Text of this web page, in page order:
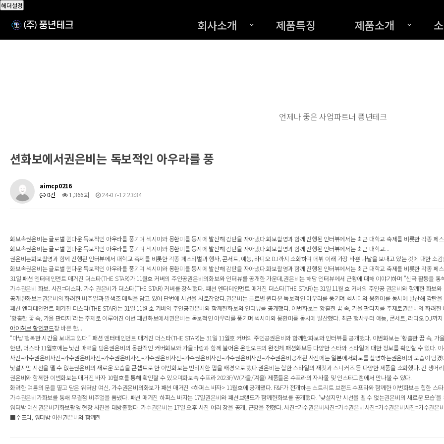
회사소개 제품특징 제품소개
헤더설정
언제나 좋은 사업파트너 풍년테크
션화보에서권은비는 독보적인 아우라를 풍
aimcp0216
0건
1,366회 24-07-12 23:34
화보속권은비는 글로벌 퀸다운 독보적인 아우라를 풍기며 섹시미와 몽환미를 동시에 발산해 감탄을 자아냈다.화보촬영과 함께 진행된 인터뷰에서는 최근 대학교 축제를 비롯한 각종 페
화보속권은비는 글로벌 퀸다운 독보적인 아우라를 풍기며 섹시미와 몽환미를 동시에 발산해 감탄을 자아냈다.화보촬영과 함께 진행된 인터뷰에서는 최근 대학교...
권은비는화보촬영과 함께 진행된 인터뷰에서 대학교 축제를 비롯한 각종 페스티벌과 행사, 콘서트, 예능, 라디오 DJ까지 소화하며 데뷔 이래 가장 바쁜 나날을 보내고 있는 것에 대한 소
화보속권은비는 글로벌 퀸다운 독보적인 아우라를 풍기며 섹시미와 몽환미를 동시에 발산해 감탄을 자아냈다.화보촬영과 함께 진행된 인터뷰에서는 최근 대학교 축제를 비롯한 각종 페
31일 패션 엔터테인먼트 매거진 더스타(THE STAR)가 11월호 커버의 주인공권은비의화보와 인터뷰를 공개한 가운데,권은비는 해당 인터뷰에서 근황에 대해 이야기하며 "신곡 활동을 통
가수권은비 화보. 사진=더스타. 가수 권은비가 더스타(THE STAR) 커버를 장식했다. 패션 엔터테인먼트 매거진 더스타(THE STAR)는 31일 11월 호 커버의 주인공 권은비와 함께한 화보
공개된화보는권은비의 화려한 비주얼과 팔색조 매력을 담고 있어 단번에 시선을 사로잡았다.권은비는 글로벌 퀸다운 독보적인 아우라를 풍기며 섹시미와 몽환미를 동시에 발산해 감탄
패션 엔터테인먼트 매거진 더스타(THE STAR)는 31일 11월 호 커버의 주인공권은비와 함께한화보와 인터뷰를 공개했다. 이번화보는 황홀한 꿈 속, 가을 판타지를 주제로권은비의 화려한
‘황홀한 꿈 속, 가을 판타지’라는 주제로 이루어진 이번 패션화보에서권은비는 독보적인 아우라를 풍기며 섹시미와 몽환미를 동시에 발산했다. 최근 행사부터 예능, 콘서트, 라디오 DJ까
아이허브 할인코드장 바쁜 한...
“마냥 행복한 시간을 보내고 있다.” 패션 엔터테인먼트 매거진 더스타(THE STAR)는 31일 11월호 커버의 주인공권은비와 함께한화보와 인터뷰를 공개했다. 이번화보는 ‘황홀한 꿈 속, 가
한편, 더스타 11월호에는 낯선 매력을 담은권은비의 몽환적인 커버화보와 가을바람과 함께 불어온 온앤오프의 완전체 패션화보등 다양한 스타와 스타일에 대한 정보를 확인할 수 있다.
사진=가수권은비사진=가수권은비사진=가수권은비사진=가수권은비사진=가수권은비사진=가수권은비사진=가수권은비공개된 사진에는 일본에서화보를 촬영하는권은비의 모습이 담겼
낯설지만 시선을 뗄 수 없는권은비의 새로운 모습을 콘셉트로 한 이번화보는 빈티지한 펍을 배경으로 했다.권은비는 힙한 스타일의 재킷과 스니커즈 등 다양한 제품을 소화했다. 긴 생머
권은비와 함께한 이번화보는 매거진 바자 10월호를 통해 확인할 수 있으며화보속 수프라 2023F/W(가을/겨울) 제품들은 수프라의 자사몰 및 인스타그램에서 만나볼 수 있다.
화려한 여름의 문을 열고 닫은 워터밤 여신, 가수권은비의화보가 패션 매거진 <하퍼스 바자> 11월호에 공개됐다. F&F가 전개하는 스트리트 브랜드 수프라와 함께한 이번화보는 힙한 스
가수권은비가화보를 통해 무결점 비주얼을 뽐냈다. 패션 매거진 하퍼스 바자는 17일권은비와 패션브랜드가 함께한화보를 공개했다. ‘낯설지만 시선을 뗄 수 없는권은비의 새로운 모습’
워터밤 여신권은비가화보촬영 현장 사진을 대방출했다. 가수권은비는 17일 오후 사진 여러 장을 공개, 근황을 전했다. 사진=가수권은비사진=가수권은비사진=가수권은비사진=가수권은
■수프라, 워터밤 여신권은비와 함께한